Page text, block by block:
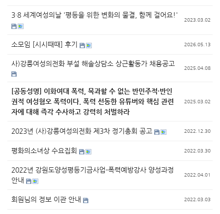
3·8 세계여성의날 '평등을 위한 변화의 물결, 함께 걸어요!'
2023.03.02
소모임 [시시때때] 후기 2026.05.13
사)강릉여성의전화 부설 해솔상담소 상근활동가 채용공고
2025.04.08
[공동성명] 이화여대 폭력, 묵과할 수 없는 반민주적·반인
권적 여성혐오 폭력이다. 폭력 선동한 유튜버와 핵심 관련
자에 대해 즉각 수사하고 강력히 처벌하라
2025.03.02
2023년 (사)강릉여성의전화 제3차 정기총회 공고 2022.12.30
평화의소녀상 수요집회 2022.03.30
2022년 강원도양성평등기금사업-폭력예방강사 양성과정
안내
2022.04.01
회원님의 정보 이관 안내 2022.03.03